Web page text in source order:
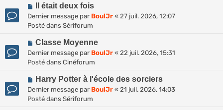
s
s
g
e
a
u
e
s
s
g
e
N
o
u
e
a
u
s
s
Il était deux fois
Dernier message par BoulJr « 27 juil. 2026, 12:07
Posté dans Sériforum
N
o
u
a
u
Classe Moyenne
Dernier message par BoulJr « 22 juil. 2026, 15:31
Posté dans Cinéforum
N
o
u
Harry Potter à l'école des sorciers
Dernier message par BoulJr « 21 juil. 2026, 14:03
Posté dans Sériforum